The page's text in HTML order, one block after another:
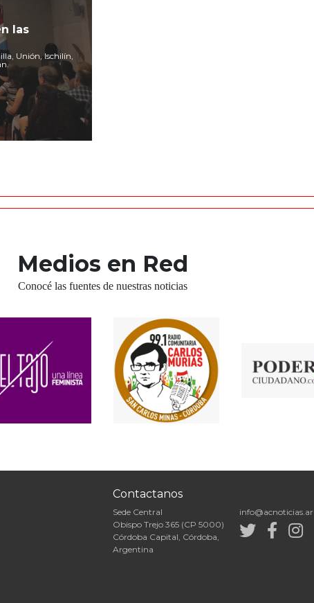
las
Unión, Ischilín,
Medios en Red
Conocé las fuentes de nuestras noticias
Contactanos
Sede Central
Obispo Trejo 365 (CP 5000)
Córdoba Capital, Córdoba,
Argentina
info@acnoticias.ar